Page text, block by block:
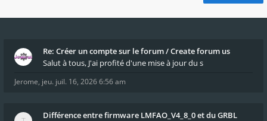
Re: Créer un compte sur le forum / Create forum us
Salut à tous, J'ai profité d'une mise à jour du s
Jerome, jeu. juil. 16, 2026 6:56 am
Différence entre firmware LMFAO_V4_8_0 et du GRBL